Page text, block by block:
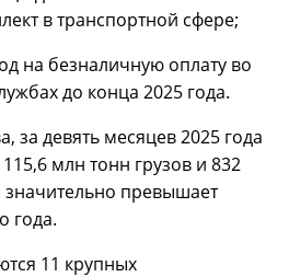
в транспортной сфере;
на безналичную оплату во
до конца 2025 года.
за девять месяцев 2025 года
млн тонн грузов и 832
превышает
года.
11 крупных